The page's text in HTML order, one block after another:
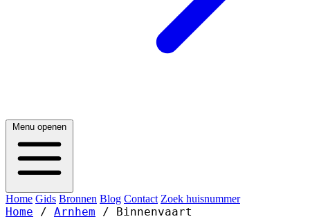
Menu openen
Home Gids Bronnen Blog Contact Zoek huisnummer
Home / Arnhem / Binnenvaart